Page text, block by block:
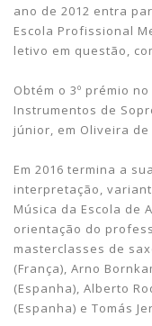
ano de 2012 entra
Escola Profissional
letivo em questão,
Obtém o 3º prémio
Instrumentos de
júnior, em Oliveira de
Em 2016 termina a
interpretação,
Música da Escola de
orientação do
masterclasses de
(França), Arno
(Espanha), Alberto
(Espanha) e Tomás